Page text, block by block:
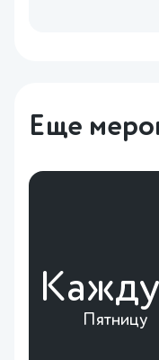
Еще
Пятницу